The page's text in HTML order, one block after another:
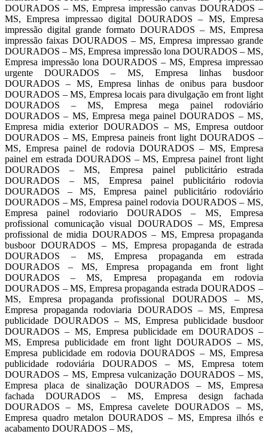
DOURADOS – MS, Empresa impressão canvas DOURADOS –
MS, Empresa impressao digital DOURADOS – MS, Empresa
impressão digital grande formato DOURADOS – MS, Empresa
impressão faixas DOURADOS – MS, Empresa impressao grande
DOURADOS – MS, Empresa impressão lona DOURADOS – MS,
Empresa impressão lona DOURADOS – MS, Empresa impressao
urgente DOURADOS – MS, Empresa linhas busdoor
DOURADOS – MS, Empresa linhas de onibus para busdoor
DOURADOS – MS, Empresa locais para divulgação em front light
DOURADOS – MS, Empresa mega painel rodoviário
DOURADOS – MS, Empresa mega painel DOURADOS – MS,
Empresa midia exterior DOURADOS – MS, Empresa outdoor
DOURADOS – MS, Empresa paineis front light DOURADOS –
MS, Empresa painel de rodovia DOURADOS – MS, Empresa
painel em estrada DOURADOS – MS, Empresa painel front light
DOURADOS – MS, Empresa painel publicitário estrada
DOURADOS – MS, Empresa painel publicitário rodovia
DOURADOS – MS, Empresa painel publicitário rodoviário
DOURADOS – MS, Empresa painel rodovia DOURADOS – MS,
Empresa painel rodoviario DOURADOS – MS, Empresa
profissional comunicação visual DOURADOS – MS, Empresa
profissional de midia DOURADOS – MS, Empresa propaganda
busboor DOURADOS – MS, Empresa propaganda de estrada
DOURADOS – MS, Empresa propaganda em estrada
DOURADOS – MS, Empresa propaganda em front light
DOURADOS – MS, Empresa propaganda em rodovia
DOURADOS – MS, Empresa propaganda estrada DOURADOS –
MS, Empresa propaganda profissional DOURADOS – MS,
Empresa propaganda rodoviaria DOURADOS – MS, Empresa
publicidade DOURADOS – MS, Empresa publicidade busdoor
DOURADOS – MS, Empresa publicidade em DOURADOS –
MS, Empresa publicidade em front light DOURADOS – MS,
Empresa publicidade em rodovia DOURADOS – MS, Empresa
publicidade rodoviária DOURADOS – MS, Empresa totem
DOURADOS – MS, Empresa vulcanização DOURADOS – MS,
Empresa placa de sinalização DOURADOS – MS, Empresa
fachada DOURADOS – MS, Empresa design fachada
DOURADOS – MS, Empresa cavelete DOURADOS – MS,
Empresa quadro metalon DOURADOS – MS, Empresa ilhós e
acabamento DOURADOS – MS,